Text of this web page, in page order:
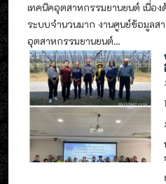
เทคนิคอุตสาหกรรมยานยนต์ เนื่อ
ระบบจำนวนมาก งานศูนย์ข้อมูลส
อุตสาหกรรมยานยนต์...